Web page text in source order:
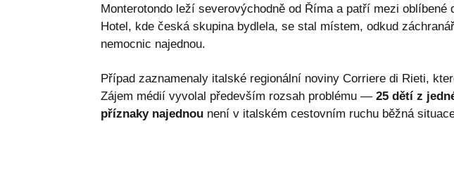
Monterotondo leží severovýchodně od Říma a patří mezi oblíbené
Hotel, kde česká skupina bydlela, se stal místem, odkud
nemocnic najednou.
Případ zaznamenaly italské regionální noviny Corriere di Rieti,
Zájem médií vyvolal především rozsah problému — 25 dětí z
příznaky najednounení v italském cestovním ruchu běžná